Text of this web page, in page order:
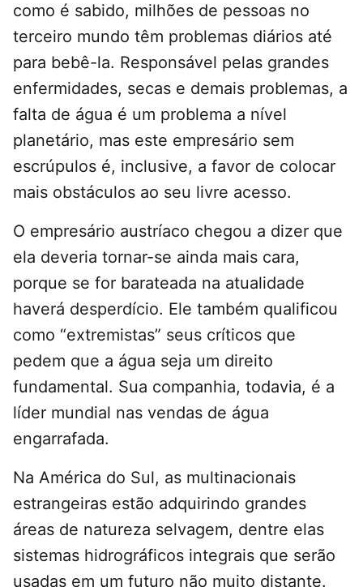
como é sabido, milhões de pessoas no
terceiro mundo têm problemas diários até
para bebê-la. Responsável pelas grandes
enfermidades, secas e demais problemas, a
falta de água é um problema a nível
planetário, mas este empresário sem
escrúpulos é, inclusive, a favor de colocar
mais obstáculos ao seu livre acesso.
O empresário austríaco chegou a dizer que
ela deveria tornar-se ainda mais cara,
porque se for barateada na atualidade
haverá desperdício. Ele também qualificou
como “extremistas” seus críticos que
pedem que a água seja um direito
fundamental. Sua companhia, todavia, é a
líder mundial nas vendas de água
engarrafada.
Na América do Sul, as multinacionais
estrangeiras estão adquirindo grandes
áreas de natureza selvagem, dentre elas
sistemas hidrográficos integrais que serão
usadas em um futuro não muito distante.